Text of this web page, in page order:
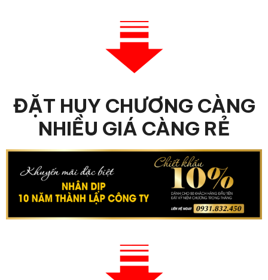
ĐẶT HUY CHƯƠNG CÀNG
NHIỀU GIÁ CÀNG RẺ